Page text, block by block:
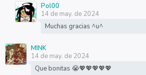
Pol00
14 de may. de 2024
Muchas gracias ^u^
MINK
14 de may. de 2024
Que bonitas 😭💖💖💖💖💖